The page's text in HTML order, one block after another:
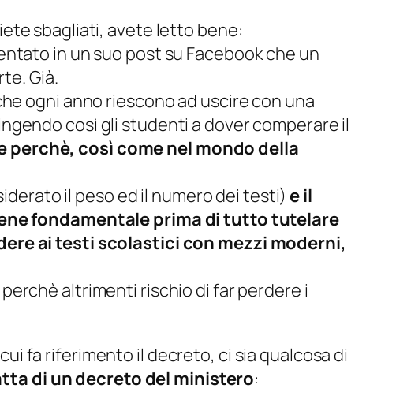
sbagliati, avete letto bene:
in un suo post su Facebook che un
Già.
ogni anno riescono ad uscire con una
così gli studenti a dover comperare il
così come nel mondo della
il peso ed il numero dei testi) e il
fondamentale prima di tutto tutelare
ai testi scolastici con mezzi moderni,
altrimenti rischio di far perdere i
cui fa riferimento il decreto, ci sia qualcosa di
di un decreto del ministero: